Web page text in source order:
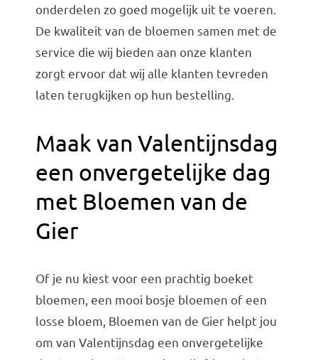
onderdelen zo goed mogelijk uit te voeren.
De kwaliteit van de bloemen samen met de
service die wij bieden aan onze klanten
zorgt ervoor dat wij alle klanten tevreden
laten terugkijken op hun bestelling.
Maak van Valentijnsdag
een onvergetelijke dag
met Bloemen van de
Gier
Of je nu kiest voor een prachtig boeket
bloemen, een mooi bosje bloemen of een
losse bloem, Bloemen van de Gier helpt jou
om van Valentijnsdag een onvergetelijke